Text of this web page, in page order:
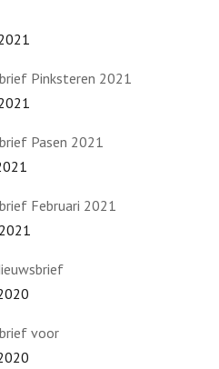
Pinksteren 2021
Pasen 2021
Februari 2021
voor